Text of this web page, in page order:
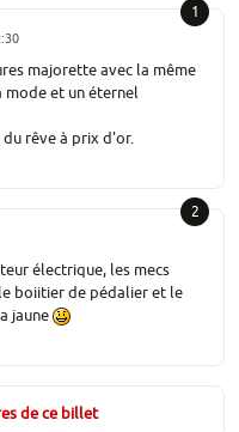
1
majorette avec la même
mode et un éternel
du rêve à prix d'or.
2
électrique, les mecs
boiitier de pédalier et le
jaune
de ce billet